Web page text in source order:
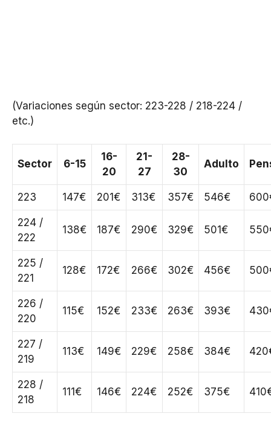
(Variaciones según sector: 223-228 / 218-224 /
etc.)
Sector 6-15
16-
20
21-
27
28-
30
Adulto
223 147€ 201€ 313€ 357€ 546€
224 /
222
138€ 187€ 290€ 329€ 501€
225 /
221
128€ 172€ 266€ 302€ 456€
226 /
220
115€ 152€ 233€ 263€ 393€
227 /
219
113€ 149€ 229€ 258€ 384€
228 /
218
111€ 146€ 224€ 252€ 375€